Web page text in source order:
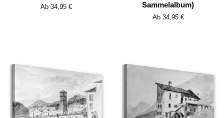
Ab 34,95 €
Sammelalbum)
Ab 34,95 €